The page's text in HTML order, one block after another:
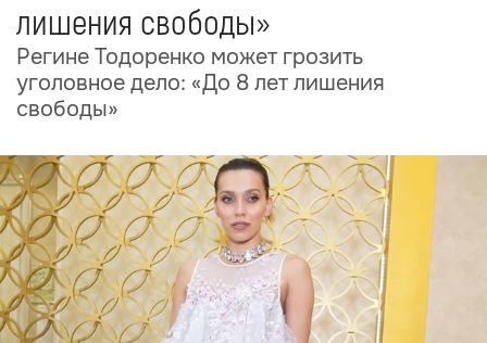
лишения свободы»
Регине Тодоренко может грозить
уголовное дело: «До 8 лет лишения
свободы»